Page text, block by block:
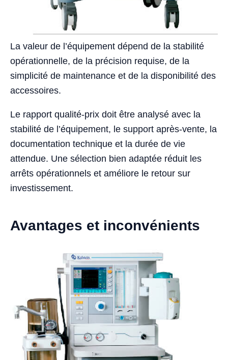
La valeur de l’équipement dépend de la stabilité
opérationnelle, de la précision requise, de la
simplicité de maintenance et de la disponibilité des
accessoires.
Le rapport qualité-prix doit être analysé avec la
stabilité de l’équipement, le support après-vente, la
documentation technique et la durée de vie
attendue. Une sélection bien adaptée réduit les
arrêts opérationnels et améliore le retour sur
investissement.
Avantages et inconvénients